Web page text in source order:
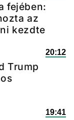
fejében:
az
kezdte
20:12
Trump
19:41